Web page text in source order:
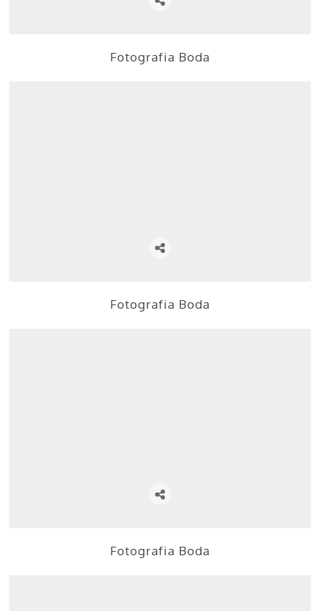
Fotografia Boda
Fotografia Boda
Fotografia Boda